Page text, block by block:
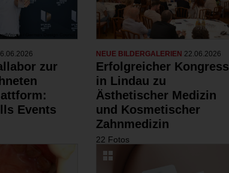
zur
Events
NEUE BILDERGALERIEN 22.06.2026
Erfolgreicher Kongress
in Lindau zu
Ästhetischer Medizin
und Kosmetischer
Zahnmedizin
22 Fotos